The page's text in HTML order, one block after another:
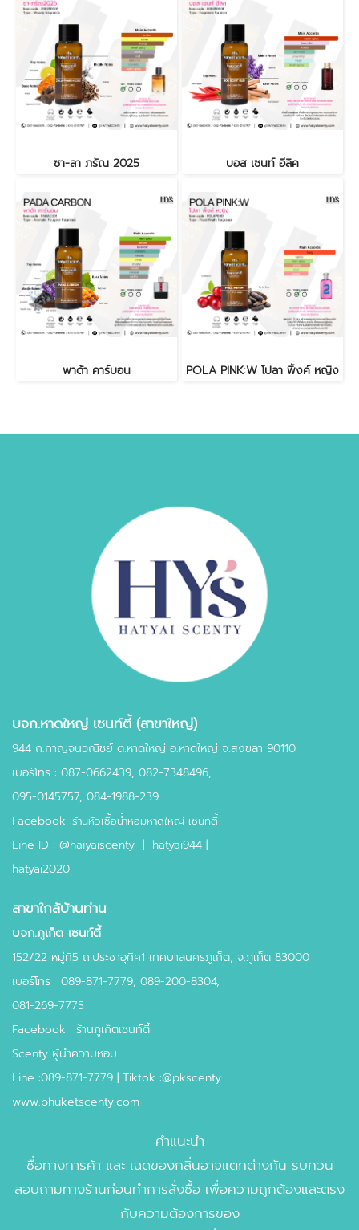
ซา-ลา ภรัณ 2025 บอส เซนท์ อีลิค
พาด้า คาร์บอน POLA PINK:W โปลา พิ้งค์ หญิง
บจก.หาดใหญ่ เซนท์ตี้ (สาขาใหญ่)
944 ถ.กาญจนวณิชย์ ต.หาดใหญ่ อ.หาดใหญ่ จ.สงขลา 90110
เบอร์โทร : 087-0662439, 082-7348496,
095-0145757, 084-1988-239
Facebook :ร้านหัวเชื้อน้ำหอมหาดใหญ่ เซนท์ตี้
Line ID : @haiyaiscenty | hatyai944 |
hatyai2020
สาขาใกล้บ้านท่าน
บจก.ภูเก็ต เซนท์ตี้
152/22 หมู่ที่5 ถ.ประชาอุทิศ1 เทศบาลนครภูเก็ต, จ.ภูเก็ต 83000
เบอร์โทร : 089-871-7779, 089-200-8304,
081-269-7775
Facebook : ร้านภูเก็ตเซนท์ตี้
Scenty ผู้นำความหอม
Line :089-871-7779 | Tiktok :@pkscenty
www.phuketscenty.com
คำแนะนำ
ชื่อทางการค้า และ เฉดของกลิ่นอาจแตกต่างกัน รบกวน
สอบถามทางร้านก่อนทำการสั่งซื้อ เพื่อความถูกต้องและตรง
กับความต้องการของ